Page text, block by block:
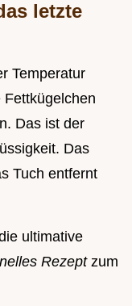
letzte
Temperatur
Fettkügelchen
Das ist der
Das
Tuch entfernt
ultimative
Rezept zum